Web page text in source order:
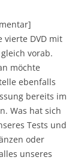
vierte DVD mit
vorab.
möchte
ebenfalls
bereits im
Was hat sich
Tests und
oder
unseres